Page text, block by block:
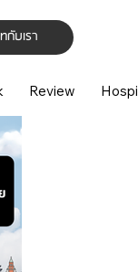
กับเรา
Review